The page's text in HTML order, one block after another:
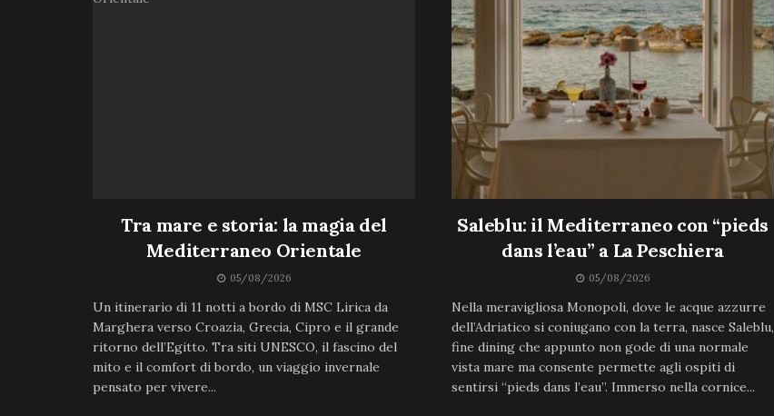
Tra mare e storia: la magia del
Mediterraneo Orientale
05/08/2026
Un itinerario di 11 notti a bordo di MSC Lirica da
Marghera verso Croazia, Grecia, Cipro e il grande
ritorno dell’Egitto. Tra siti UNESCO, il fascino del
mito e il comfort di bordo, un viaggio invernale
pensato per vivere...
Saleblu: il Mediterraneo con “pieds
dans l’eau” a La Peschiera
05/08/2026
Nella meravigliosa Monopoli, dove le acque azzurre
dell’Adriatico si coniugano con la terra, nasce Saleblu,
fine dining che appunto non gode di una normale
vista mare ma consente permette agli ospiti di
sentirsi “pieds dans l’eau”. Immerso nella cornice...